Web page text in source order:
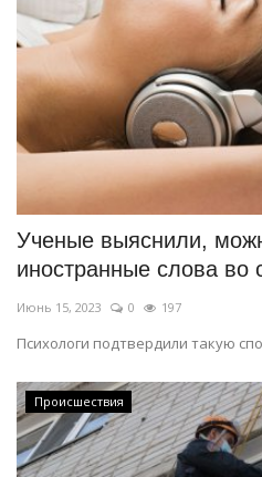
Ученые выяснили,
иностранные слова во
Июнь 15, 2023 0 197
Психологи подтвердили такую
Происшествия